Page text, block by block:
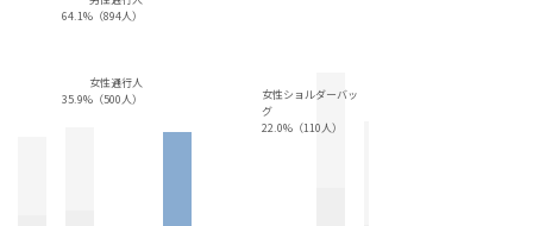
64.1%（894人）
女性通行人
35.9%（500人）
女性ショルダーバッ
グ
22.0%（110人）